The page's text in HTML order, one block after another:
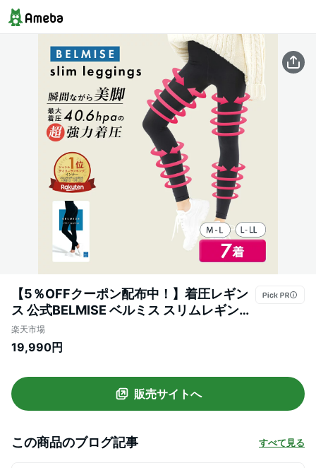
【5％OFFクーポン配布中！】着圧レギン
ス 公式BELMISE ベルミス スリムレギンス
5枚+2枚 着圧スパッツ レディース 補正下
着 着圧 レギンス スパッツ 着圧タイツ ハイ
エット タイツ グラマラス ダイエット ヨガ
秋冬
楽天市場
19,990円
販売サイトへ
この商品のブログ記事 すべて見る